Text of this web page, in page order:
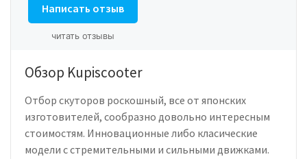
Написать отзыв
читать отзывы
Обзор Kupiscooter
Отбор скуторов роскошный, все от японских
изготовителей, сообразно довольно интересным
стоимостям. Инновационные либо класические
модели с стремительными и сильными движками.